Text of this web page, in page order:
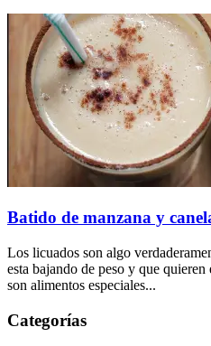
Batido de manzana y
Los licuados son algo
esta bajando de peso y que
son alimentos especiales...
Categorías